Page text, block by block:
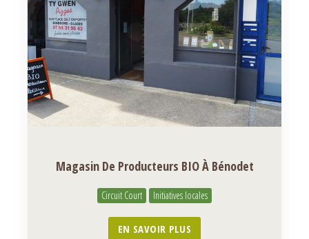
Magasin De Producteurs BIO À Bénodet
Circuit Court Initiatives locales
EN SAVOIR PLUS